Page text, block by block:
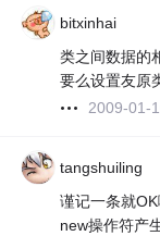
bitxinhai
类之间数据的
要么设置友原
2009-01-
tangshuiling
谨记一条就
new操作符产